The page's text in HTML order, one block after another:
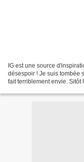
IG est une source
désespoir ! Je suis tombée
fait terriblement envie. Sitôt